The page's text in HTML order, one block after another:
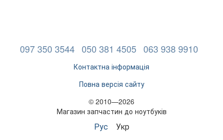
097 350 3544 050 381 4505 063 938 9910
Контактна інформація
Повна версія сайту
© 2010—2026
Магазин запчастин до ноутбуків
Рус Укр